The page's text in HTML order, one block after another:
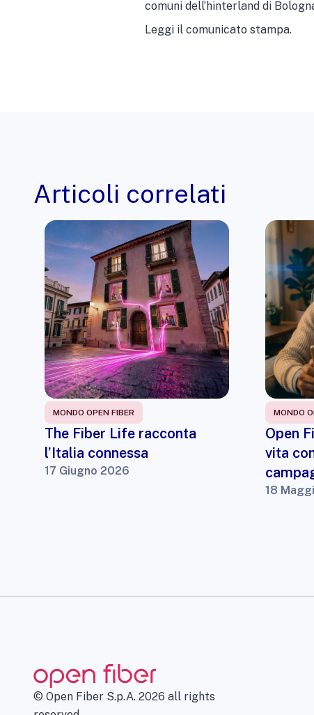
comuni dell’hinterland di
Leggi il comunicato stampa.
Articoli correlati
MONDO OPEN FIBER
The Fiber Life racconta
l’Italia connessa
17 Giugno 2026
MONDO
Open
vita
18
© Open Fiber S.p.A. 2026 all rights